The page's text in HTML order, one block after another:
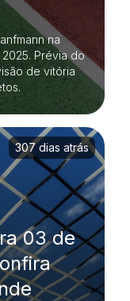
na
Prévia do
de vitória
03 de
307 dias atrás